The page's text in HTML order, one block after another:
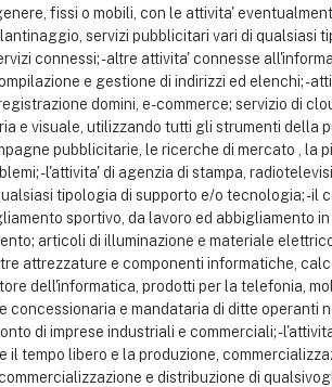
fissi o mobili, con le attivita'
servizi pubblicitari vari di qualsiasi
connessi; - altre attivita' connesse
e gestione di indirizzi ed elenchi; -
domini, e-commerce; servizio di
e visuale, utilizzando tutti gli strumenti della
pubblicitarie, le ricerche di mercato , la
- l'attivita' di agenzia di stampa,
tipologia di supporto e/o tecnologia; - il
sportivo, da lavoro ed abbigliamento
articoli di illuminazione e materiale
attrezzature e componenti informatiche,
dell'informatica, prodotti per la telefonia,
e mandataria di ditte operanti
di imprese industriali e commerciali; -
tempo libero e la produzione,
e distribuzione di